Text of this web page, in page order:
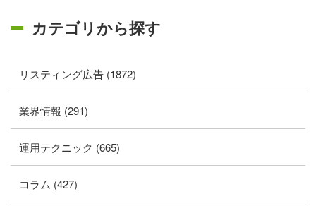
カテゴリから探す
リスティング広告 (1872)
業界情報 (291)
運用テクニック (665)
コラム (427)